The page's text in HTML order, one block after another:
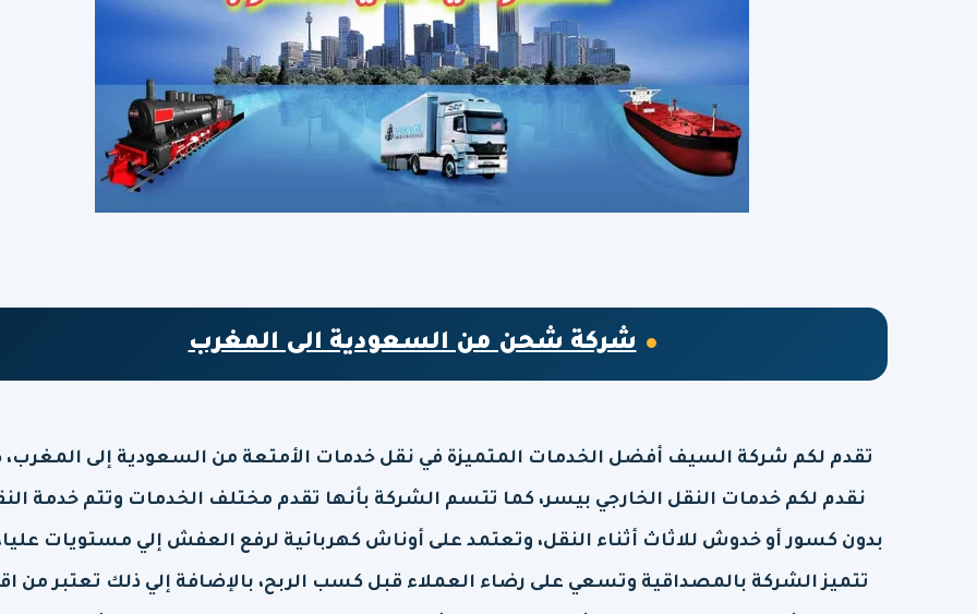
شركة شحن من السعودية الى المغرب
تقدم لكم شركة السيف أفضل الخدمات المتميزة في نقل خدمات الأمتعة من السعودية إلى المغرب،
نقدم لكم خدمات النقل الخارجي بيسر، كما تتسم الشركة بأنها تقدم مختلف الخدمات وتتم خدمة
بدون كسور أو خدوش للاثاث أثناء النقل، وتعتمد على أوناش كهربائية لرفع العفش إلي مستويات
تتميز الشركة بالمصداقية وتسعي على رضاء العملاء قبل كسب الربح، بالإضافة إلي ذلك تعتبر من